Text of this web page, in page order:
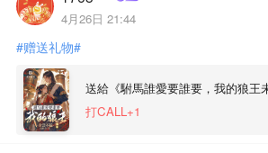
4月26日 21:44
#赠送礼物#
送給《駙馬誰愛要誰要，我的狼王
打CALL+1